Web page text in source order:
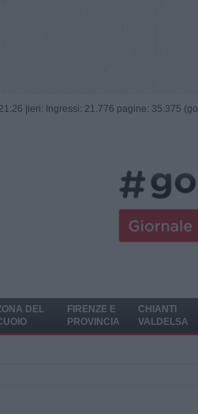
| ieri: Ingressi: 21.776 pagine: 35.375
DEL
FIRENZE E
PROVINCIA
CHIANTI
VALDELSA